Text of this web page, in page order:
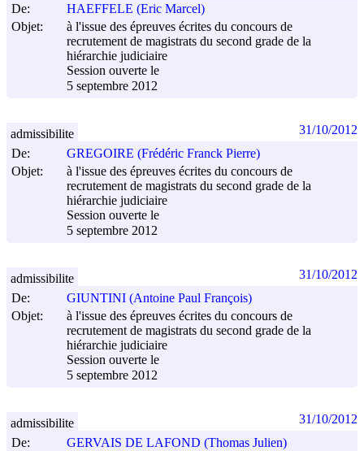
De:
HAEFFELE (Eric Marcel)
Objet:
à l'issue des épreuves écrites du concours de
recrutement de magistrats du second grade de la
hiérarchie judiciaire
Session ouverte le
5 septembre 2012
De:
GREGOIRE (Frédéric Franck Pierre)
Objet:
à l'issue des épreuves écrites du concours de
recrutement de magistrats du second grade de la
hiérarchie judiciaire
Session ouverte le
5 septembre 2012
admissibilite 31/10/2012
De:
GIUNTINI (Antoine Paul François)
Objet:
à l'issue des épreuves écrites du concours de
recrutement de magistrats du second grade de la
hiérarchie judiciaire
Session ouverte le
5 septembre 2012
admissibilite 31/10/2012
De:
GERVAIS DE LAFOND (Thomas Julien)
admissibilite 31/10/2012